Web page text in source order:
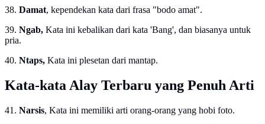
38. Damat, kependekan kata dari frasa "bodo amat".
39. Ngab, Kata ini kebalikan dari kata 'Bang', dan biasanya untuk
pria.
40. Ntaps, Kata ini plesetan dari mantap.
Kata-kata Alay Terbaru yang Penuh Arti
41. Narsis, Kata ini memiliki arti orang-orang yang hobi foto.